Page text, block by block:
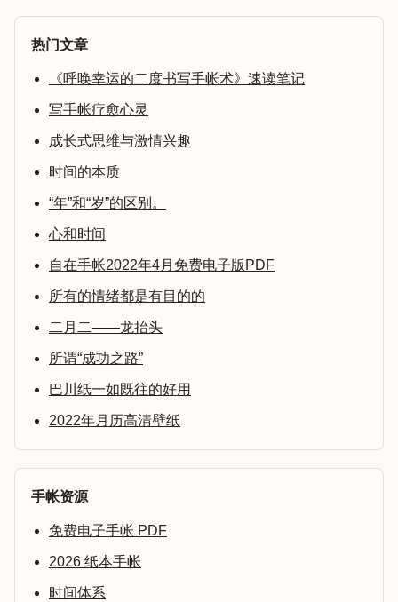
热门文章
《呼唤幸运的二度书写手帐术》速读笔记
写手帐疗愈心灵
成长式思维与激情兴趣
时间的本质
“年”和“岁”的区别。
心和时间
自在手帐2022年4月免费电子版PDF
所有的情绪都是有目的的
二月二——龙抬头
所谓“成功之路”
巴川纸一如既往的好用
2022年月历高清壁纸
手帐资源
免费电子手帐 PDF
2026 纸本手帐
时间体系